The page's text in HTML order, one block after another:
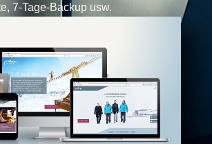
7-Tage-Backup usw.